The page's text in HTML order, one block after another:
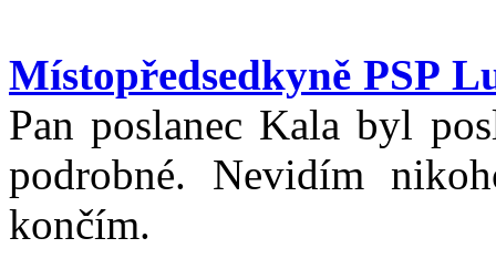
Místopředsedkyně PSP
Pan poslanec Kala byl
podrobné. Nevidím
končím.